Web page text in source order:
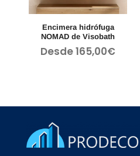
Encimera hidrófuga
NOMAD de Visobath
Desde165,00€